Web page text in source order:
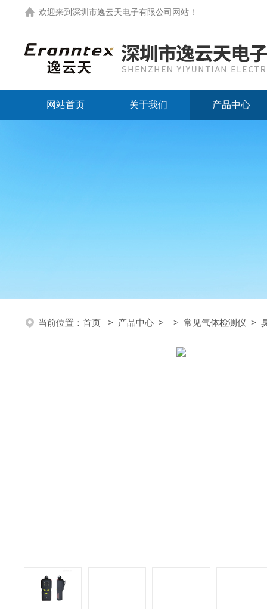
欢迎来到 深圳市逸云天电子有限公司网站 ！
网站首页 关于我们 产品中心
当前位置： 首页 > 产品中心 > > 常见气体检测仪 >